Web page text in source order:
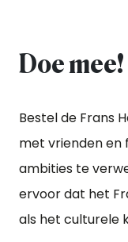
Doe mee!
Bestel de Frans
met vrienden en
ambities te
ervoor dat het
als het culturele